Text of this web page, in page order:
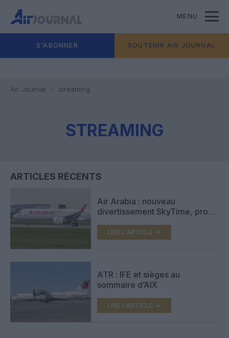
MENU
S'ABONNER SOUTENIR AIR JOURNAL
Air Journal streaming
STREAMING
ARTICLES RÉCENTS
Air Arabia : nouveau
divertissement SkyTime, profit
LIRE L'ARTICLE
ATR : IFE et sièges au
sommaire d’AIX
LIRE L'ARTICLE